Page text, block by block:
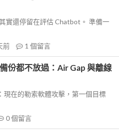
實還停留在評估 Chatbot。 準備一
前 1 個留言
份都不放過：Air Gap 與離線
現在的勒索軟體攻擊，第一個目標
0個留言